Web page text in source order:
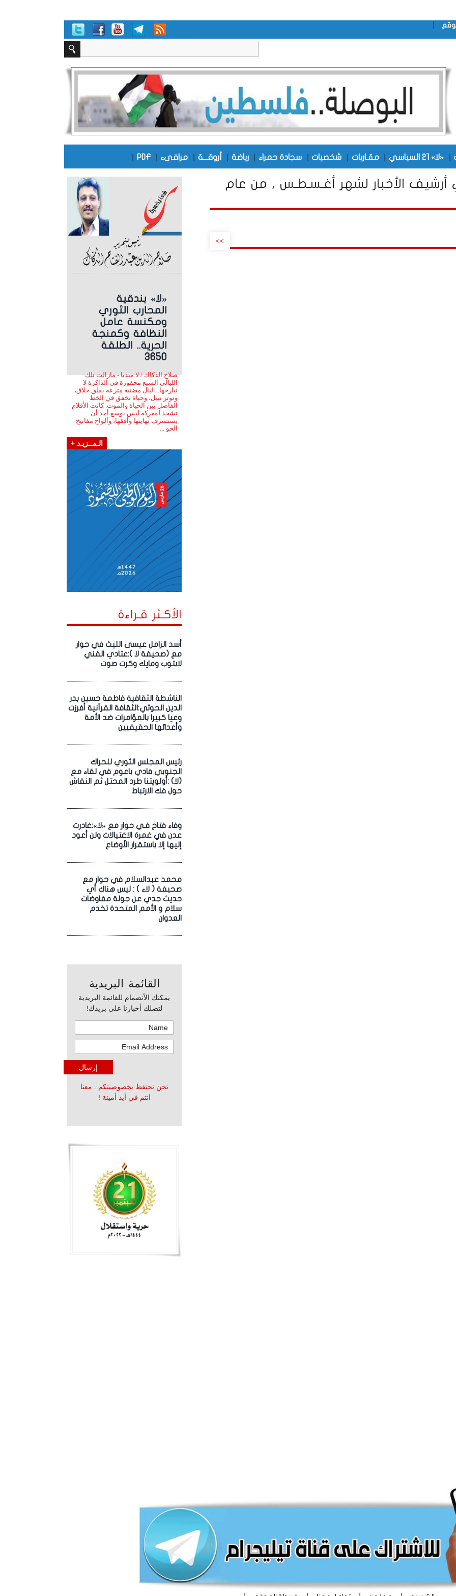
«لا» 21 السياسي مقـاربات شخصيات سجادة حمراء رياضة أروقـــة مرافىء PDF
«لا» بندقية
المحارب الثوري
ومكنسة عامل
النظافة وكمنجة
الحرية.. الطلقة
3650
صلاح الدكاك / لا ميديا - مازالت تلك
الليالي السبع محفورة في الذاكرة لا
تبارحها... ليال مضنية مترعة بقلق خلاق،
وتوتر نبيل، وحياة تخفق في الخط
الفاصل بين الحياة والموت. كانت الأقلام
تشحذ لمعركة ليس بوسع أحد أن
يستشرف نهايتها وأفقها، وألواح مفاتيح
الحو ...
الـمــزيـد +
الأكـثر قـراءة
أسد الزامل عيسى الليث في حوار
مع (صحيفة لا ):عتادي الفني
لابتوب ومايك وكرت صوت
الناشطة الثقافية فاطمة حسين بدر
الدين الحوثي:الثقافة القرآنية أفرزت
وعيا كبيرا بالمؤامرات ضد الأمة
وأعدائها الحقيقيين
رئيس المجلس الثوري للحراك
الجنوبي فادي باعوم في لقاء مع
(لا) :أولويتنا طرد المحتل ثم النقاش
حول فك الارتباط
وفاء فتاح فـي حوار مع «لا»:غادرت
عدن في غمرة الاغتيالات ولن أعود
إليها إلا باستقرار الأوضاع
محمد عبدالسلام في حوار مع
صحيفة ( لاء ) : ليس هناك أي
حديث جدي عن جولة مفاوضات
سلام و الأمم المتحدة تخدم
العدوان
القائمة البريدية
يمكنك الأنضمام للقائمة البريدية
لتصلك أخبارنا على بريدك!
نحن نحتفظ بخصوصيتكم . معنا
انتم في أيد أمينة !
أرشيف الأخبار لشهر أغـسـطـس , من عام
>>